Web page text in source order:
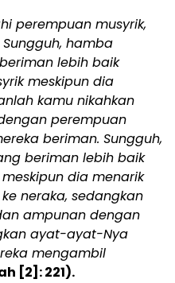
perempuan musyrik,
hamba
lebih baik
meskipun dia
kamu nikahkan
perempuan
beriman. Sungguh,
beriman lebih baik
dia menarik
neraka, sedangkan
ampunan dengan
ayat-ayat-Nya
mengambil
[2]: 221).